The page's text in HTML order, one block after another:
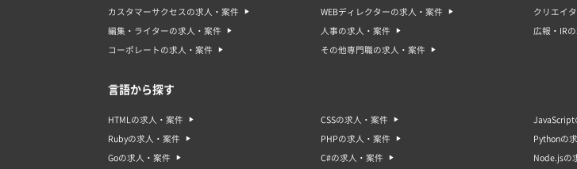
カスタマーサクセスの求人・案件 WEBディレクターの求人・案件 クリエイ
編集・ライターの求人・案件 人事の求人・案件 広報・IR
コーポレートの求人・案件 その他専門職の求人・案件
言語から探す
HTMLの求人・案件 CSSの求人・案件
Rubyの求人・案件 PHPの求人・案件 Pythonの
Goの求人・案件 C#の求人・案件 Node.jsの